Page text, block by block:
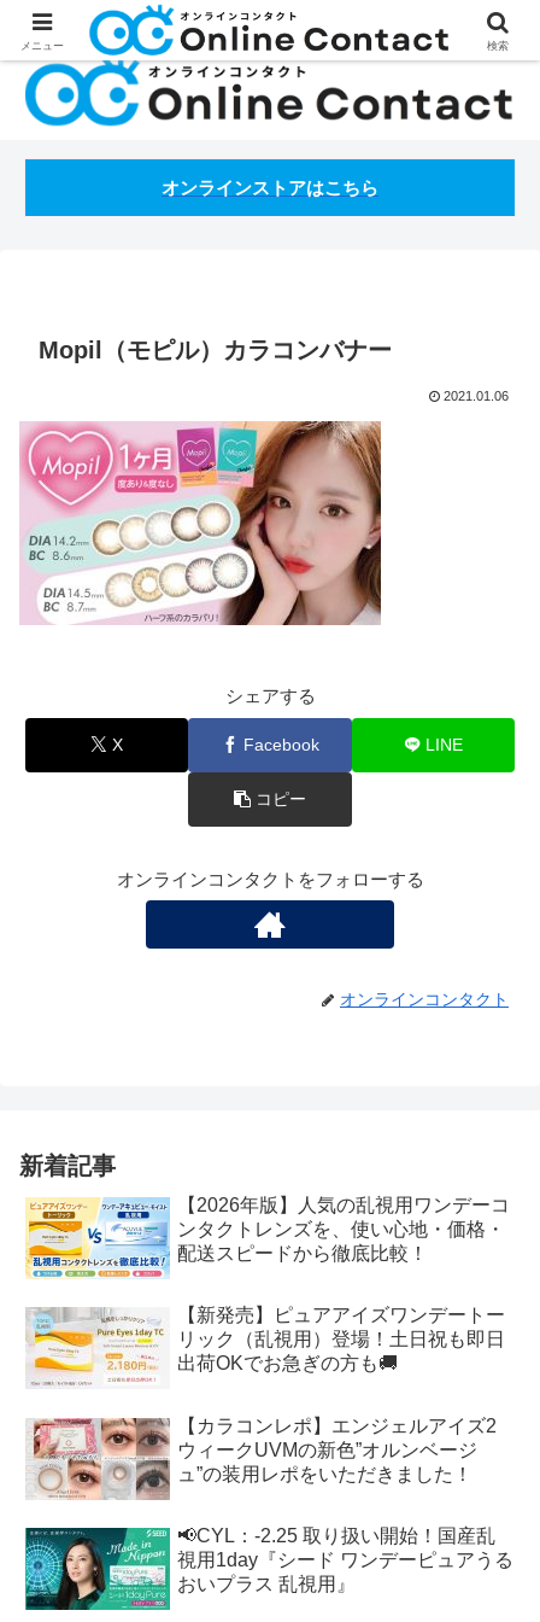
処方箋不要のコンタクトレンズ通販オンラインコンタクトBLOG
オンラインストアはこちら
Mopil（モピル）カラコンバナー
2021.01.06
シェアする
X Facebook LINE
コピー
オンラインコンタクトをフォローする
オンラインコンタクト
新着記事
【2026年版】人気の乱視用ワンデーコ
ンタクトレンズを、使い心地・価格・
配送スピードから徹底比較！
【新発売】ピュアアイズワンデートー
リック（乱視用）登場！土日祝も即日
出荷OKでお急ぎの方も🚚
【カラコンレポ】エンジェルアイズ2
ウィークUVMの新色”オルンベージ
ュ”の装用レポをいただきました！
📢CYL：-2.25 取り扱い開始！国産乱
視用1day『シード ワンデーピュアうる
おいプラス 乱視用』
メニュー 検索